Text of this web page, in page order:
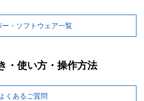
ー・ソフトウェア一覧
・使い方・操作方法
よくあるご質問